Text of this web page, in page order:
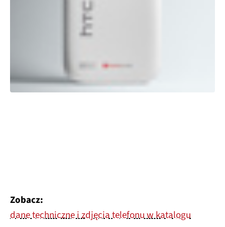
Zobacz:
dane techniczne i zdjęcia telefonu w katalogu